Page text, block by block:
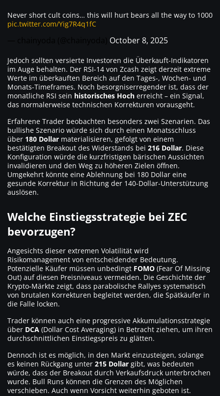
Never short cult coins… this will hurt bears all the way to 1000
pic.twitter.com/Yig7R4q1fC
October 8, 2025
Jedoch sollten versierte Investoren die Überkauft-Indikatoren
im Auge behalten. Der RSI-14 von Zcash zeigt derzeit extreme
Werte im überkauften Bereich auf den Tages-, Wochen- und
Monats-Timeframes. Noch besorgniserregender ist, dass der
monatliche RSI sein historisches Hoch erreicht – ein Signal,
das normalerweise technischen Korrekturen vorausgeht.
Erfahrene Trader beobachten besonders zwei Szenarien. Das
bullishe Szenario würde sich durch einen Monatsschluss
über 180 Dollar materialisieren, gefolgt von einem
bestätigten Breakout des Widerstands bei 216 Dollar. Diese
Konfiguration würde die kurzfristigen bärischen Aussichten
invalidieren und den Weg zu höheren Zielen öffnen.
Umgekehrt könnte eine Ablehnung bei 180 Dollar eine
gesunde Korrektur in Richtung der 140-Dollar-Unterstützung
auslösen.
Welche Einstiegsstrategie bei ZEC
bevorzugen?
Angesichts dieser extremen Volatilität wird
Risikomanagement von entscheidender Bedeutung.
Potenzielle Käufer müssen unbedingt FOMO (Fear Of Missing
Out) auf diesen Preisniveaus vermeiden. Die Geschichte der
Krypto-Märkte zeigt, dass parabolische Rallyes systematisch
von brutalen Korrekturen begleitet werden, die Spätkäufer in
die Falle locken.
Trader können auch eine progressive Akkumulationsstrategie
über DCA (Dollar Cost Averaging) in Betracht ziehen, um ihren
durchschnittlichen Einstiegspreis zu glätten.
Dennoch ist es möglich, in den Markt einzusteigen, solange
es keinen Rückgang unter 215 Dollar gibt, was bedeuten
würde, dass der Breakout durch Verkaufsdruck unterbrochen
wurde. Bull Runs können die Grenzen des Möglichen
verschieben. Auch wenn Vorsicht weiterhin geboten ist.